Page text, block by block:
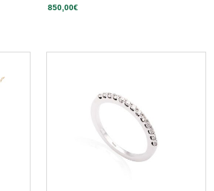
850,00€